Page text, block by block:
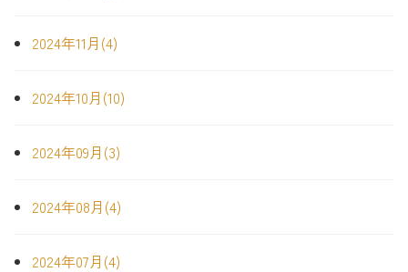
2024年11月(4)
2024年10月(10)
2024年09月(3)
2024年08月(4)
2024年07月(4)